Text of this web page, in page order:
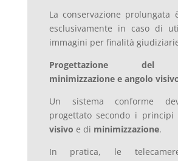
La conservazione prolungata
esclusivamente in caso di
immagini per finalità
Progettazione del
minimizzazione e angolo
Un sistema conforme
progettato secondo i principi
visivo e di minimizzazione.
In pratica, le